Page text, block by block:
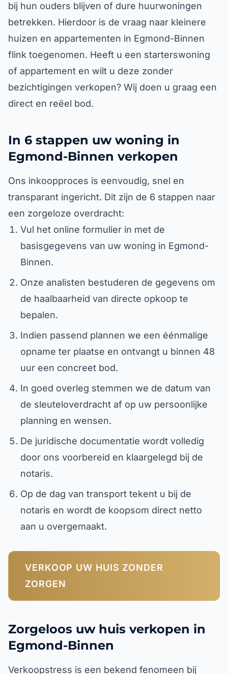
bij hun ouders blijven of dure huurwoningen
betrekken. Hierdoor is de vraag naar kleinere
huizen en appartementen in Egmond-Binnen
flink toegenomen. Heeft u een starterswoning
of appartement en wilt u deze zonder
bezichtigingen verkopen? Wij doen u graag een
direct en reëel bod.
In 6 stappen uw woning in
Egmond-Binnen verkopen
Ons inkoopproces is eenvoudig, snel en
transparant ingericht. Dit zijn de 6 stappen naar
een zorgeloze overdracht:
Vul het online formulier in met de
basisgegevens van uw woning in Egmond-
Binnen.
Onze analisten bestuderen de gegevens om
de haalbaarheid van directe opkoop te
bepalen.
Indien passend plannen we een éénmalige
opname ter plaatse en ontvangt u binnen 48
uur een concreet bod.
In goed overleg stemmen we de datum van
de sleuteloverdracht af op uw persoonlijke
planning en wensen.
De juridische documentatie wordt volledig
door ons voorbereid en klaargelegd bij de
notaris.
Op de dag van transport tekent u bij de
notaris en wordt de koopsom direct netto
aan u overgemaakt.
VERKOOP UW HUIS ZONDER
ZORGEN
Zorgeloos uw huis verkopen in
Egmond-Binnen
Verkoopstress is een bekend fenomeen bij